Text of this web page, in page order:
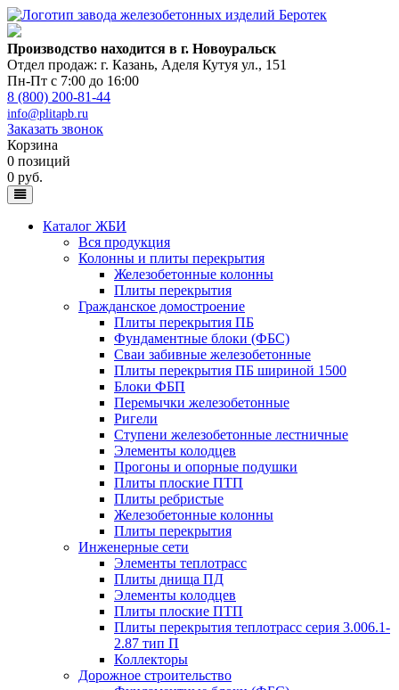
Производство находится в г. Новоуральск
Отдел продаж: г. Казань, Аделя Кутуя ул., 151
Пн-Пт с 7:00 до 16:00
8 (800) 200-81-44
info@plitapb.ru
Заказать звонок
Корзина
0 позиций
0 руб.
Каталог ЖБИ
Вся продукция
Колонны и плиты перекрытия
Железобетонные колонны
Плиты перекрытия
Гражданское домостроение
Плиты перекрытия ПБ
Фундаментные блоки (ФБС)
Сваи забивные железобетонные
Плиты перекрытия ПБ шириной 1500
Блоки ФБП
Перемычки железобетонные
Ригели
Ступени железобетонные лестничные
Элементы колодцев
Прогоны и опорные подушки
Плиты плоские ПТП
Плиты ребристые
Железобетонные колонны
Плиты перекрытия
Инженерные сети
Элементы теплотрасс
Плиты днища ПД
Элементы колодцев
Плиты плоские ПТП
Плиты перекрытия теплотрасс серия 3.006.1-
2.87 тип П
Коллекторы
Дорожное строительство